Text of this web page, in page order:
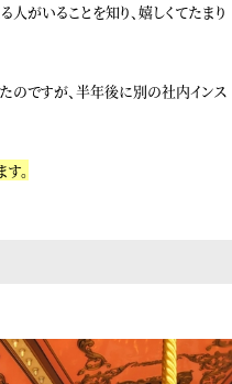
がいることを知り、嬉しくてたまり
ですが、半年後に別の社内インス
。